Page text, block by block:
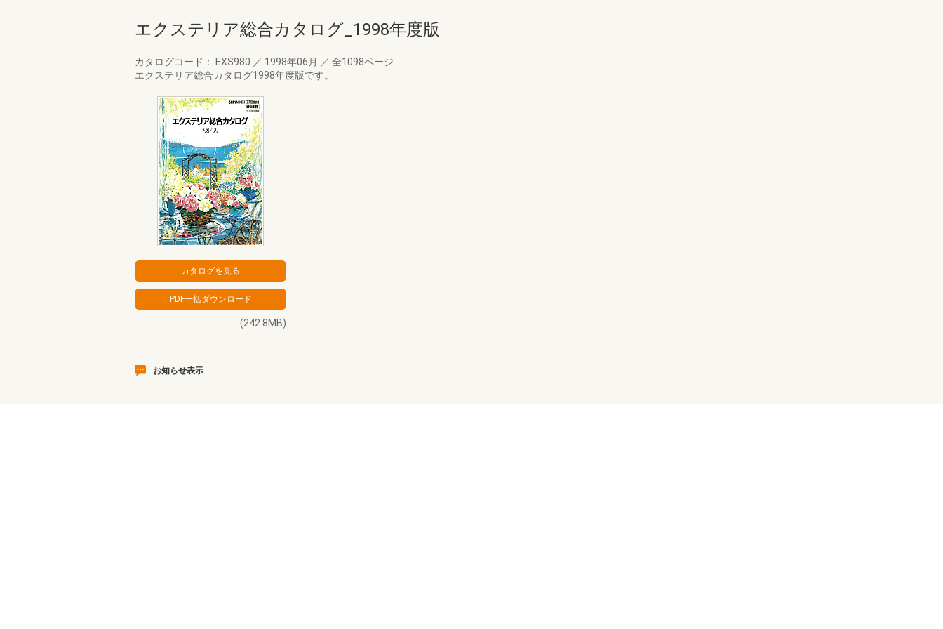
エクステリア総合カタログ_1998年度版
カタログコード： EXS980 ／ 1998年06月 ／ 全1098ページ
エクステリア総合カタログ1998年度版です。
(242.8MB)
お知らせ表示